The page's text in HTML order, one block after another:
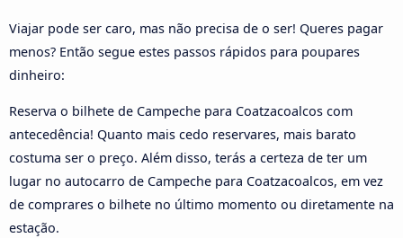
Viajar pode ser caro, mas não precisa de o ser! Queres pagar
menos? Então segue estes passos rápidos para poupares
dinheiro:
Reserva o bilhete de Campeche para Coatzacoalcos com
antecedência! Quanto mais cedo reservares, mais barato
costuma ser o preço. Além disso, terás a certeza de ter um
lugar no autocarro de Campeche para Coatzacoalcos, em vez
de comprares o bilhete no último momento ou diretamente na
estação.